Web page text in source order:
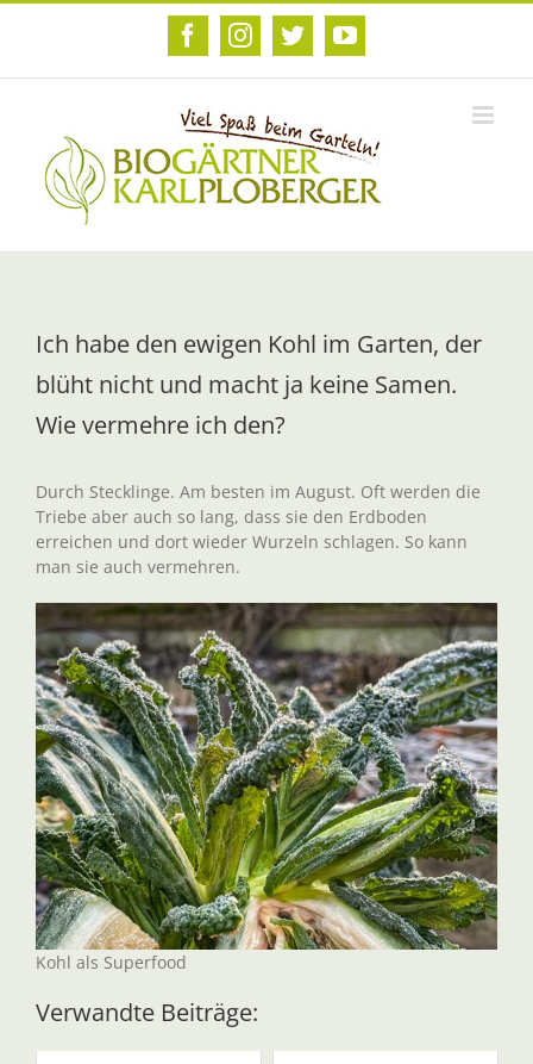
Zum
FacebookInstagram
TwitterYouTube
Ich habe den ewigen Kohl im Garten, der
blüht nicht und macht ja keine Samen.
Wie vermehre ich den?
Durch Stecklinge. Am besten im August. Oft werden die
Triebe aber auch so lang, dass sie den Erdboden
erreichen und dort wieder Wurzeln schlagen. So kann
man sie auch vermehren.
Kohl als Superfood
Verwandte Beiträge: